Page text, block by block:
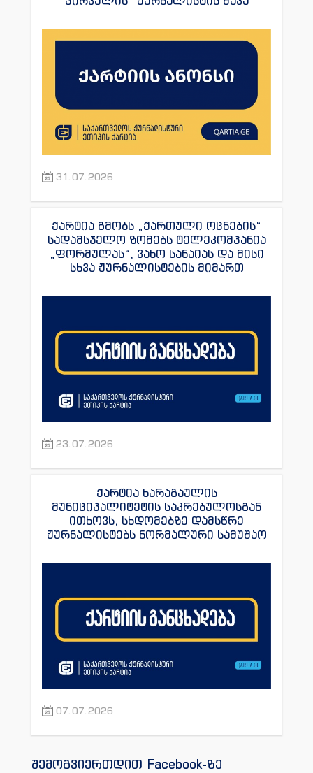
31.07.2026
ქარტია გმობს „ქართული ოცნების“
სადამსჯელო ზომებს ტელეკომპანია
„ფორმულას“, ვახო სანაიას და მისი
სხვა ჟურნალისტების მიმართ
23.07.2026
ქარტია ხარაგაულის
მუნიციპალიტეტის საკრებულოსგან
ითხოვს, სხდომებზე დამსწრე
ჟურნალისტებს ნორმალური სამუშაო
07.07.2026
შემოგვიერთდით Facebook-ზე